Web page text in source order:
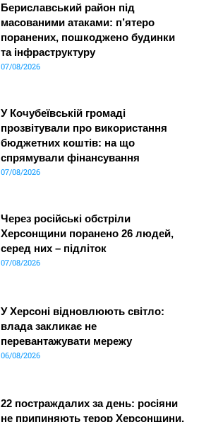
Бериславський район під
масованими атаками: п’ятеро
поранених, пошкоджено будинки
та інфраструктуру
07/08/2026
У Кочубеївській громаді
прозвітували про використання
бюджетних коштів: на що
спрямували фінансування
07/08/2026
Через російські обстріли
Херсонщини поранено 26 людей,
серед них – підліток
07/08/2026
У Херсоні відновлюють світло:
влада закликає не
перевантажувати мережу
06/08/2026
22 постраждалих за день: росіяни
не припиняють терор Херсонщини,